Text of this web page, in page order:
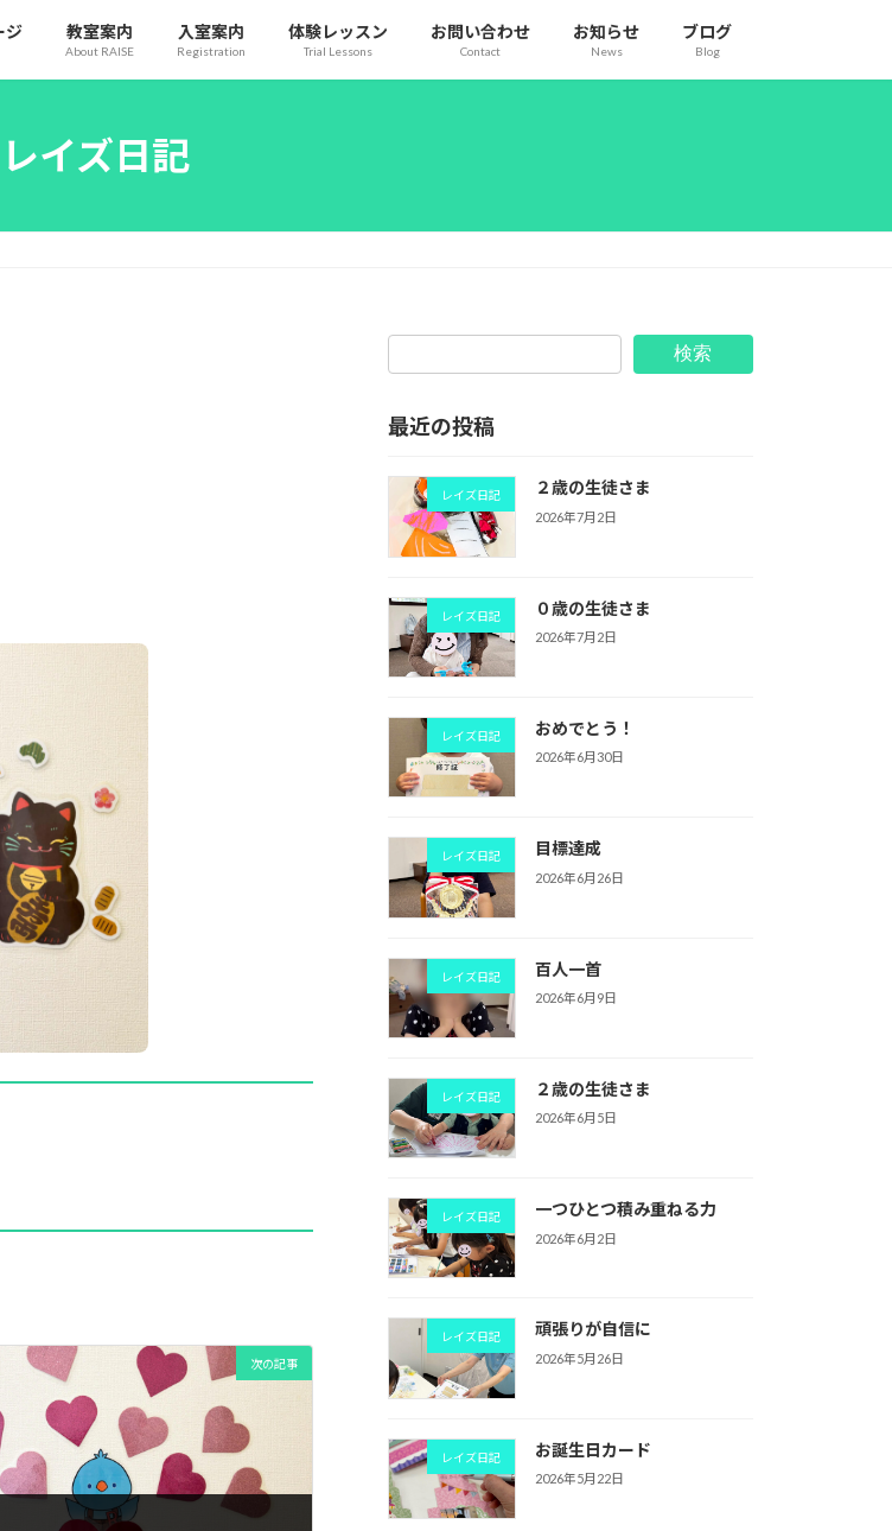
ジ 教室案内
About RAISE
入室案内
Registration
体験レッスン
Trial Lessons
お問い合わせ
Contact
お知らせ
News
ブログ
Blog
レイズ日記
次の記事
検索
最近の投稿
レイズ日記 ２歳の生徒さま
2026年7月2日
レイズ日記 ０歳の生徒さま
2026年7月2日
レイズ日記 おめでとう！
2026年6月30日
レイズ日記 目標達成
2026年6月26日
レイズ日記 百人一首
2026年6月9日
レイズ日記 ２歳の生徒さま
2026年6月5日
レイズ日記 一つひとつ積み重ねる力
2026年6月2日
レイズ日記 頑張りが自信に
2026年5月26日
レイズ日記 お誕生日カード
2026年5月22日